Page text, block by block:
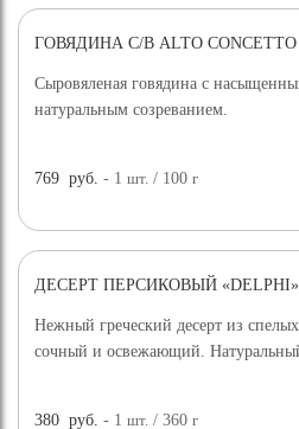
ГОВЯДИНА С/В ALTO
Сыровяленая говядина с
натуральным созреванием.
769 руб. - 1шт. / 100г
НОВИНКА
ДЕСЕРТ ПЕРСИКОВЫЙ «DELPHI»
Нежный греческий десерт из
сочный и освежающий.
380 руб. - 1шт. / 360г